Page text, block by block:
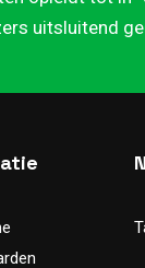
uitsluitend